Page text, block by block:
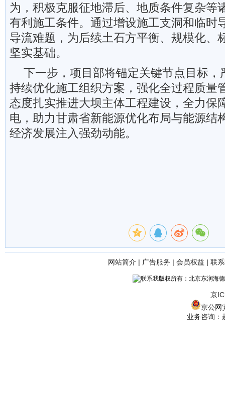
为，积极克服征地滞后、地质条件复杂等
有利施工条件。通过增设施工支洞和临时
导流难题，为后续土石方平衡、规模化、
坚实基础。
下一步，项目部将锚定关键节点目标，
持续优化施工组织方案，强化全过程质量
态度扎实推进大坝主体工程建设，全力保
电，助力甘肃省新能源优化布局与能源结
经济发展注入强劲动能。
网站简介 | 广告服务 | 会员权益 | 联
版权所有：北京东润海
京
京公网
业务咨询：